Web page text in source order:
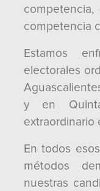
competencia
Estamos
electorales
y en
extraordinario
En todos
métodos
nuestras